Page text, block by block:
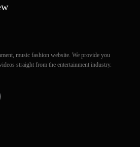
music fashion website. We provide you
straight from the entertainment industry.